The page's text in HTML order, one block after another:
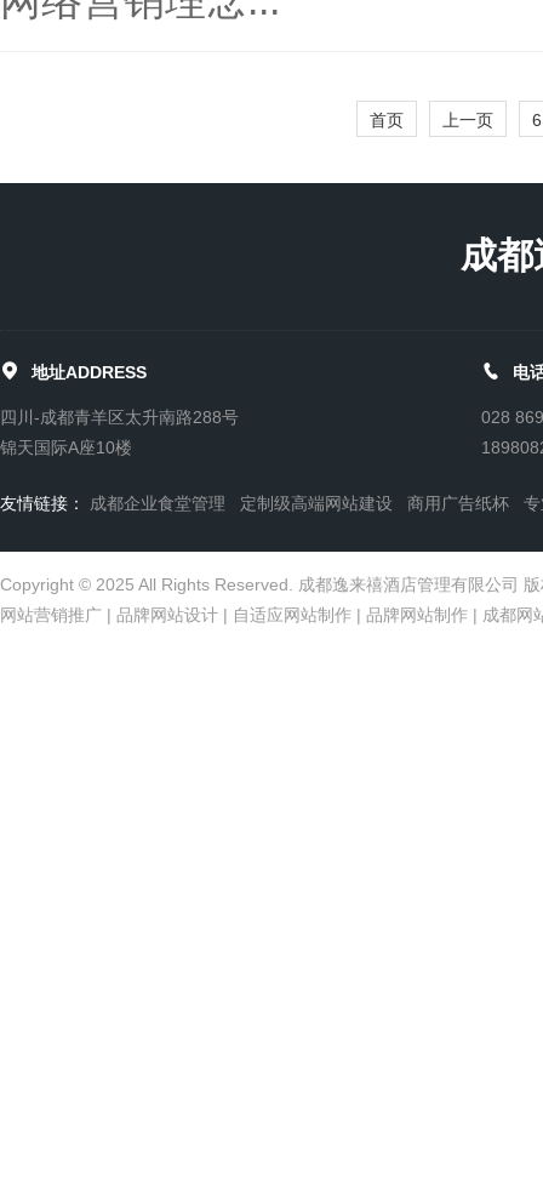
首页 上一页 6
成
 地址ADDRESS
四川-成都青羊区太升南路288号
锦天国际A座10楼
 电
028
友情链接： 成都企业食堂管理 定制级高端网站建设 商用广告纸杯
Copyright © 2025 All Rights Reserved. 成都逸来禧酒店管理有限公司
网站营销推广 | 品牌网站设计 | 自适应网站制作 | 品牌网站制作 | 成都网